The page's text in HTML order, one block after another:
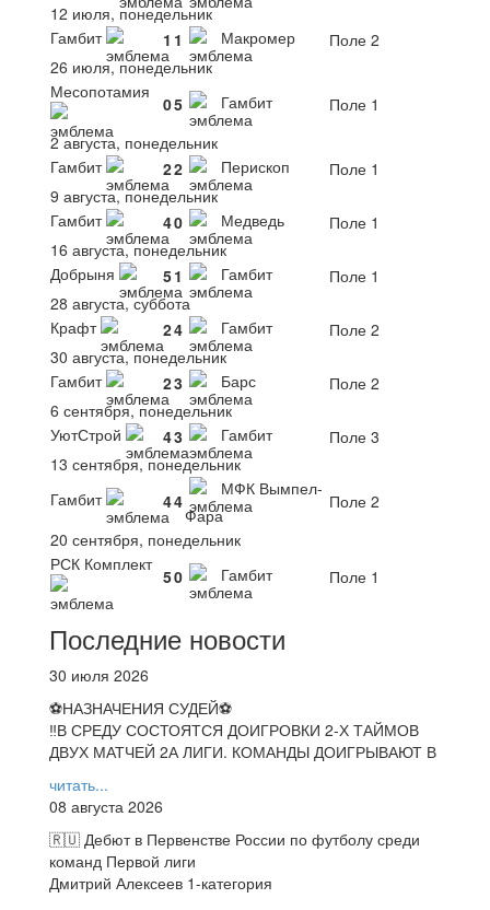
12 июля, понедельник
Гамбит
1 1 Макромер
Поле 2
26 июля, понедельник
Месопотамия
05 Гамбит
Поле 1
2 августа, понедельник
Гамбит
22 Перископ
Поле 1
9 августа, понедельник
Гамбит
40 Медведь
Поле 1
16 августа, понедельник
Добрыня
51 Гамбит
Поле 1
28 августа, суббота
Крафт
24 Гамбит
Поле 2
30 августа, понедельник
Гамбит
23 Барс
Поле 2
6 сентября, понедельник
УютСтрой
43 Гамбит
Поле 3
13 сентября, понедельник
Гамбит
44
МФК Вымпел-
Фара
Поле 2
20 сентября, понедельник
РСК Комплект
50 Гамбит Поле 1
Последние новости
30 июля 2026
⚽НАЗНАЧЕНИЯ СУДЕЙ⚽
‼В СРЕДУ СОСТОЯТСЯ ДОИГРОВКИ 2-Х ТАЙМОВ
ДВУХ МАТЧЕЙ 2А ЛИГИ. КОМАНДЫ ДОИГРЫВАЮТ В
читать...
08 августа 2026
🇷🇺 Дебют в Первенстве России по футболу среди
команд Первой лиги
Дмитрий Алексеев 1-категория